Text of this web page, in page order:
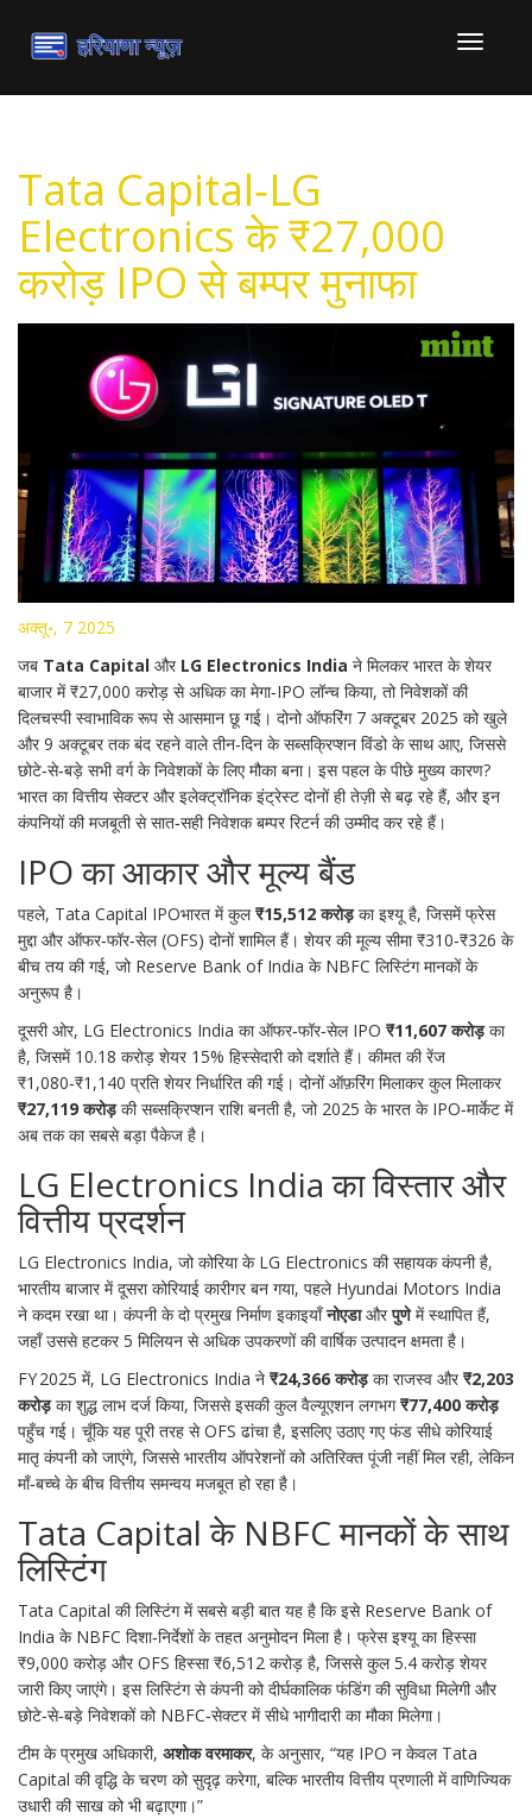
टॉगल
संचालित
Tata Capital‑LG
Electronics के ₹27,000
करोड़ IPO से बम्पर मुनाफा
अक्तू॰, 7 2025
जब Tata Capital और LG Electronics India ने मिलकर भारत के शेयर
बाजार में ₹27,000 करोड़ से अधिक का मेगा‑IPO लॉन्च किया, तो निवेशकों की
दिलचस्पी स्वाभाविक रूप से आसमान छू गई। दोनो ऑफरिंग 7 अक्टूबर 2025 को खुले
और 9 अक्टूबर तक बंद रहने वाले तीन‑दिन के सब्सक्रिप्शन विंडो के साथ आए, जिससे
छोटे‑से‑बड़े सभी वर्ग के निवेशकों के लिए मौका बना। इस पहल के पीछे मुख्य कारण?
भारत का वित्तीय सेक्टर और इलेक्ट्रॉनिक इंट्रेस्ट दोनों ही तेज़ी से बढ़ रहे हैं, और इन
कंपनियों की मजबूती से सात‑सही निवेशक बम्पर रिटर्न की उम्मीद कर रहे हैं।
IPO का आकार और मूल्य बैंड
पहले, Tata Capital IPOभारत में कुल₹15,512 करोड़का इश्यू है, जिसमें फ्रेस
मुद्दा और ऑफर‑फॉर‑सेल (OFS) दोनों शामिल हैं। शेयर की मूल्य सीमा ₹310‑₹326 के
बीच तय की गई, जो Reserve Bank of India के NBFC लिस्टिंग मानकों के
अनुरूप है।
दूसरी ओर, LG Electronics India का ऑफर‑फॉर‑सेल IPO ₹11,607 करोड़का
है, जिसमें 10.18 करोड़ शेयर 15% हिस्सेदारी को दर्शाते हैं। कीमत की रेंज
₹1,080‑₹1,140 प्रति शेयर निर्धारित की गई। दोनों ऑफ़रिंग मिलाकर कुल मिलाकर
₹27,119 करोड़की सब्सक्रिप्शन राशि बनती है, जो 2025 के भारत के IPO‑मार्केट में
अब तक का सबसे बड़ा पैकेज है।
LG Electronics India का विस्तार और
वित्तीय प्रदर्शन
LG Electronics India, जो कोरिया के LG Electronics की सहायक कंपनी है,
भारतीय बाजार में दूसरा कोरियाई कारीगर बन गया, पहले Hyundai Motors India
ने कदम रखा था। कंपनी के दो प्रमुख निर्माण इकाइयाँनोएडाऔरपुणेमें स्थापित हैं,
जहाँ उससे हटकर 5 मिलियन से अधिक उपकरणों की वार्षिक उत्पादन क्षमता है।
FY 2025 में, LG Electronics India ने ₹24,366 करोड़का राजस्व और₹2,203
करोड़का शुद्ध लाभ दर्ज किया, जिससे इसकी कुल वैल्यूएशन लगभग₹77,400 करोड़
पहुँच गई। चूँकि यह पूरी तरह से OFS ढांचा है, इसलिए उठाए गए फंड सीधे कोरियाई
मातृ कंपनी को जाएंगे, जिससे भारतीय ऑपरेशनों को अतिरिक्त पूंजी नहीं मिल रही, लेकिन
माँ‑बच्चे के बीच वित्तीय समन्वय मजबूत हो रहा है।
Tata Capital के NBFC मानकों के साथ
लिस्टिंग
Tata Capital की लिस्टिंग में सबसे बड़ी बात यह है कि इसे Reserve Bank of
India के NBFC दिशा‑निर्देशों के तहत अनुमोदन मिला है। फ्रेस इश्यू का हिस्सा
₹9,000 करोड़ और OFS हिस्सा ₹6,512 करोड़ है, जिससे कुल 5.4 करोड़ शेयर
जारी किए जाएंगे। इस लिस्टिंग से कंपनी को दीर्घकालिक फंडिंग की सुविधा मिलेगी और
छोटे‑से‑बड़े निवेशकों को NBFC‑सेक्टर में सीधे भागीदारी का मौका मिलेगा।
टीम के प्रमुख अधिकारी, अशोक वरमाकर, के अनुसार, “यह IPO न केवल Tata
Capital की वृद्धि के चरण को सुदृढ़ करेगा, बल्कि भारतीय वित्तीय प्रणाली में वाणिज्यिक
उधारी की साख को भी बढ़ाएगा।”